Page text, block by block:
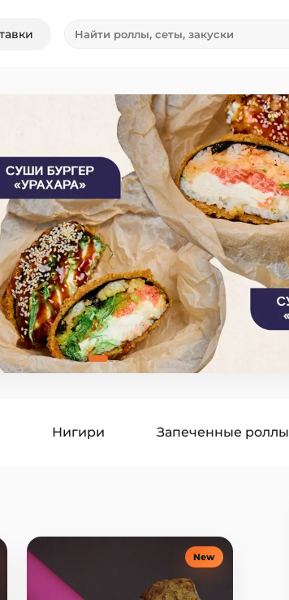
Нигири Запеченные роллы
New